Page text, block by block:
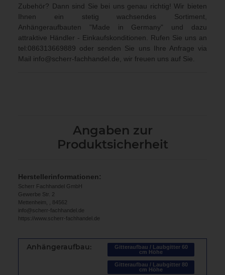
Zubehör? Dann sind Sie bei uns genau richtig! Wir bieten
Ihnen ein stetig wachsendes Sortiment,
Anhängeraufbauten "Made in Germany" und dazu
attraktive Händler - Einkaufskonditionen. Rufen Sie uns an
tel:086313669889 oder senden Sie uns Ihre Anfrage via
Mail info@scherr-fachhandel.de , wir freuen uns auf Sie.
Angaben zur
Produktsicherheit
Herstellerinformationen:
Scherr Fachhandel GmbH
Gewerbe Str. 2
Mettenheim, , 84562
info@scherr-fachhandel.de
https://www.scherr-fachhandel.de
Anhängeraufbau:
Gitteraufbau / Laubgitter 60
cm Höhe
Gitteraufbau / Laubgitter 80
cm Höhe